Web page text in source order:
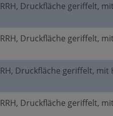
RRH, Druckfläche geriffelt,
RRH, Druckfläche geriffelt,
RH, Druckfläche geriffelt,
RRH, Druckfläche geriffelt,